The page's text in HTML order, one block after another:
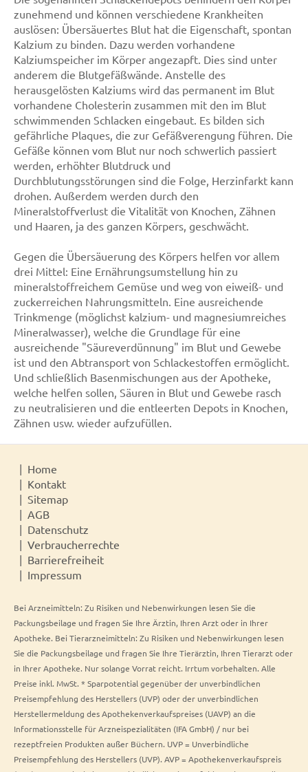
zunehmend und können verschiedene Krankheiten
auslösen: Übersäuertes Blut hat die Eigenschaft, spontan
Kalzium zu binden. Dazu werden vorhandene
Kalziumspeicher im Körper angezapft. Dies sind unter
anderem die Blutgefäßwände. Anstelle des
herausgelösten Kalziums wird das permanent im Blut
vorhandene Cholesterin zusammen mit den im Blut
schwimmenden Schlacken eingebaut. Es bilden sich
gefährliche Plaques, die zur Gefäßverengung führen. Die
Gefäße können vom Blut nur noch schwerlich passiert
werden, erhöhter Blutdruck und
Durchblutungsstörungen sind die Folge, Herzinfarkt kann
drohen. Außerdem werden durch den
Mineralstoffverlust die Vitalität von Knochen, Zähnen
und Haaren, ja des ganzen Körpers, geschwächt.
Gegen die Übersäuerung des Körpers helfen vor allem
drei Mittel: Eine Ernährungsumstellung hin zu
mineralstoffreichem Gemüse und weg von eiweiß- und
zuckerreichen Nahrungsmitteln. Eine ausreichende
Trinkmenge (möglichst kalzium- und magnesiumreiches
Mineralwasser), welche die Grundlage für eine
ausreichende "Säureverdünnung" im Blut und Gewebe
ist und den Abtransport von Schlackestoffen ermöglicht.
Und schließlich Basenmischungen aus der Apotheke,
welche helfen sollen, Säuren in Blut und Gewebe rasch
zu neutralisieren und die entleerten Depots in Knochen,
Zähnen usw. wieder aufzufüllen.
Home
Kontakt
Sitemap
AGB
Datenschutz
Verbraucherrechte
Barrierefreiheit
Impressum
Bei Arzneimitteln: Zu Risiken und Nebenwirkungen lesen Sie die
Packungsbeilage und fragen Sie Ihre Ärztin, Ihren Arzt oder in Ihrer
Apotheke. Bei Tierarzneimitteln: Zu Risiken und Nebenwirkungen lesen
Sie die Packungsbeilage und fragen Sie Ihre Tierärztin, Ihren Tierarzt oder
in Ihrer Apotheke. Nur solange Vorrat reicht. Irrtum vorbehalten. Alle
Preise inkl. MwSt. * Sparpotential gegenüber der unverbindlichen
Preisempfehlung des Herstellers (UVP) oder der unverbindlichen
Herstellermeldung des Apothekenverkaufspreises (UAVP) an die
Informationsstelle für Arzneispezialitäten (IFA GmbH) / nur bei
rezeptfreien Produkten außer Büchern. UVP = Unverbindliche
Preisempfehlung des Herstellers (UVP). AVP = Apothekenverkaufspreis